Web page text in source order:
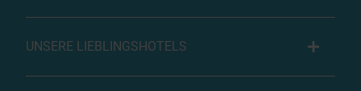
UNSERE LIEBLINGSHOTELS